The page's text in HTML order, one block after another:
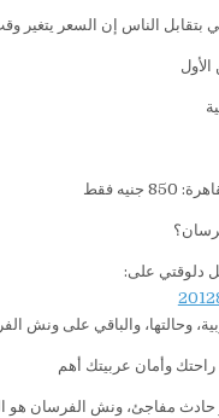
بتقابل الناس إن السعر يتغير
فقط
دلوقتي على:
وحالتها، والباقي على ونش
وأمان عربيتك أهم
مفاجئ، ونش الفرسان هو